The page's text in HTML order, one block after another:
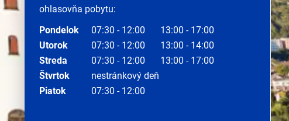
ohlasovňa pobytu:
Pondelok
07:30 - 12:00
13:00 - 17:00
Utorok
07:30 - 12:00
13:00 - 14:00
Streda
07:30 - 12:00
13:00 - 17:00
Štvrtok
nestránkový deň
Piatok
07:30 - 12:00